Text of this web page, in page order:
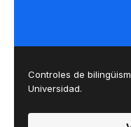
Controles de
Universidad.